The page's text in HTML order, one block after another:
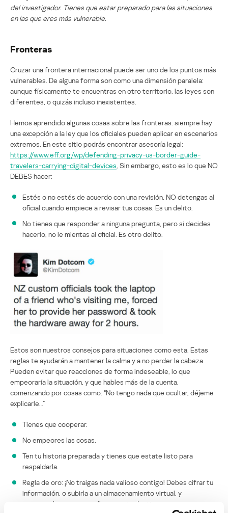
del investigador. Tienes que estar preparado para las situaciones
en las que eres más vulnerable.
Fronteras
Cruzar una frontera internacional puede ser uno de los puntos más
vulnerables. De alguna forma son como una dimensión paralela:
aunque físicamente te encuentras en otro territorio, las leyes son
diferentes, o quizás incluso inexistentes.
Hemos aprendido algunas cosas sobre las fronteras: siempre hay
una excepción a la ley que los oficiales pueden aplicar en escenarios
extremos. En este sitio podrás encontrar asesoría legal:
https://www.eff.org/wp/defending-privacy-us-border-guide-
travelers-carrying-digital-devices Sin embargo, esto es lo que NO
DEBES hacer:
Estés o no estés de acuerdo con una revisión, NO detengas al
oficial cuando empiece a revisar tus cosas. Es un delito.
No tienes que responder a ninguna pregunta, pero si decides
hacerlo, no le mientas al oficial. Es otro delito.
Estos son nuestros consejos para situaciones como esta. Estas
reglas te ayudarán a mantener la calma y a no perder la cabeza.
Pueden evitar que reacciones de forma indeseable, lo que
empeoraría la situación, y que hables más de la cuenta,
comenzando por cosas como: “No tengo nada que ocultar, déjeme
explicarle…”
Tienes que cooperar.
No empeores las cosas.
Ten tu historia preparada y tienes que estate listo para
respaldarla.
Regla de oro: ¡No traigas nada valioso contigo! Debes cifrar tu
información, o subirla a un almacenamiento virtual, y
recuperarla una vez que llegues a tu destino.